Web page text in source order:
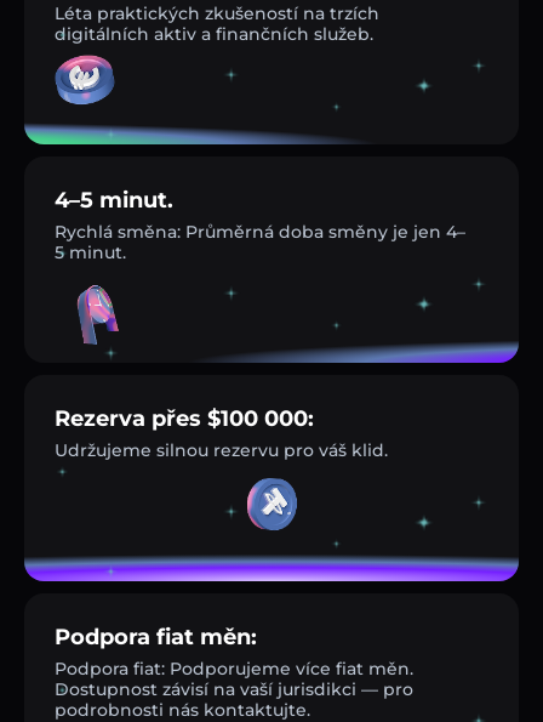
Léta praktických zkušeností na trzích
digitálních aktiv a finančních služeb.
4–5 minut.
Rychlá směna: Průměrná doba směny je jen 4–
5 minut.
Rezerva přes $100 000:
Udržujeme silnou rezervu pro váš klid.
Podpora fiat měn:
Podpora fiat: Podporujeme více fiat měn.
Dostupnost závisí na vaší jurisdikci — pro
podrobnosti nás kontaktujte.